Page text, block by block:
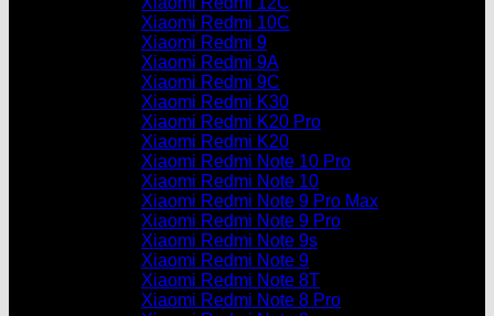
Xiaomi Redmi 10C
Xiaomi Redmi 9
Xiaomi Redmi 9A
Xiaomi Redmi 9C
Xiaomi Redmi K30
Xiaomi Redmi K20 Pro
Xiaomi Redmi K20
Xiaomi Redmi Note 10 Pro
Xiaomi Redmi Note 10
Xiaomi Redmi Note 9 Pro Max
Xiaomi Redmi Note 9 Pro
Xiaomi Redmi Note 9s
Xiaomi Redmi Note 9
Xiaomi Redmi Note 8T
Xiaomi Redmi Note 8 Pro